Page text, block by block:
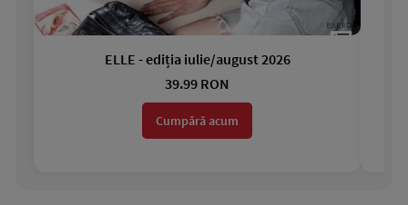
ELLE - ediția iulie/august 2026
39.99 RON
Cumpără acum